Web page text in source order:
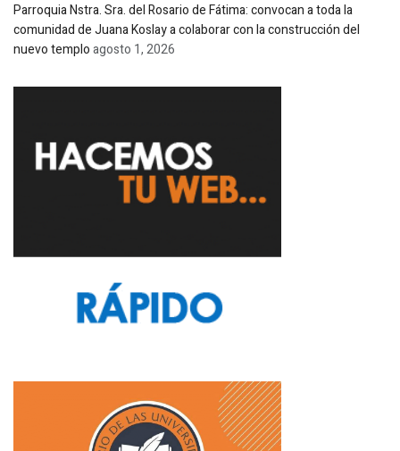
Parroquia Nstra. Sra. del Rosario de Fátima: convocan a toda la
comunidad de Juana Koslay a colaborar con la construcción del
nuevo temploagosto 1, 2026